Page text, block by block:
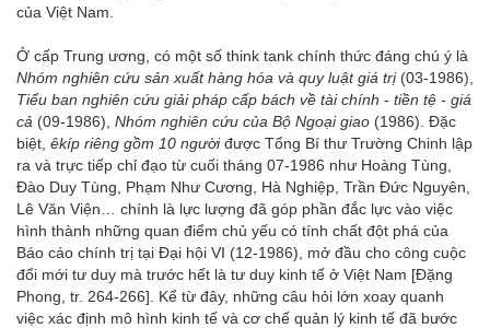
của Việt Nam.
Ở cấp Trung ương, có một số think tank chính thức đáng chú ý là
Nhóm nghiên cứu sản xuất hàng hóa và quy luật giá trị(03-1986),
Tiểu ban nghiên cứu giải pháp cấp bách về tài chính - tiền tệ - giá
cả (09-1986), Nhóm nghiên cứu của Bộ Ngoại giao (1986). Đặc
biệt, êkíp riêng gồm 10 ngườiđược Tổng Bí thư Trường Chinh lập
ra và trực tiếp chỉ đạo từ cuối tháng 07-1986 như Hoàng Tùng,
Đào Duy Tùng, Phạm Như Cương, Hà Nghiệp, Trần Đức Nguyên,
Lê Văn Viện… chính là lực lượng đã góp phần đắc lực vào việc
hình thành những quan điểm chủ yếu có tính chất đột phá của
Báo cáo chính trị tại Đại hội VI (12-1986), mở đầu cho công cuộc
đổi mới tư duy mà trước hết là tư duy kinh tế ở Việt Nam [Đặng
Phong, tr. 264-266]. Kể từ đây, những câu hỏi lớn xoay quanh
việc xác định mô hình kinh tế và cơ chế quản lý kinh tế đã bước